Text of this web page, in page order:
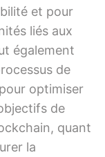
et pour
liés aux
également
de
optimiser
de
quant
la